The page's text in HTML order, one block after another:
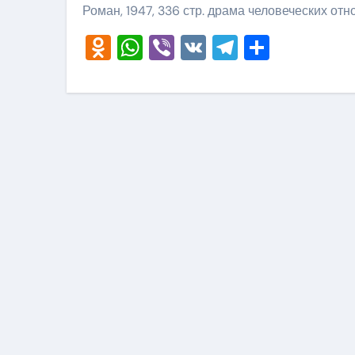
Роман, 1947, 336 стр. драма человеческих
Odnoklassniki
WhatsApp
Viber
VKTelegram